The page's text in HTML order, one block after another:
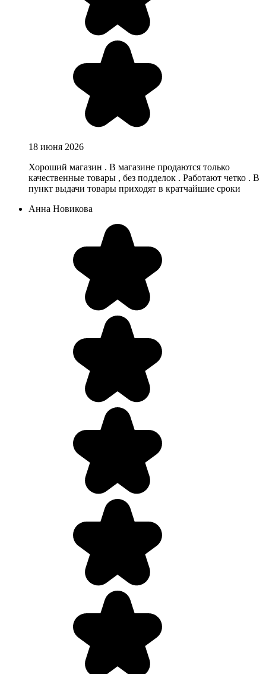
18 июня 2026
Хороший магазин . В магазине продаются только
качественные товары , без подделок . Работают четко . В
пункт выдачи товары приходят в кратчайшие сроки
Анна Новикова